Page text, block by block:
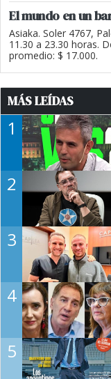
El mundo en un
Asiaka. Soler 4767,
11.30 a 23.30 horas.
promedio: $ 17.000.
MÁS LEÍDAS
1
2
3
4
5